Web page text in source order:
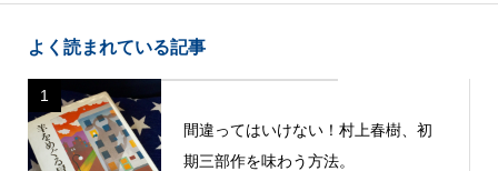
よく読まれている記事
1
間違ってはいけない！村上春樹、初
期三部作を味わう方法。